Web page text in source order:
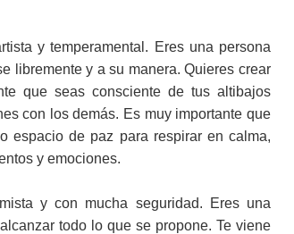
y temperamental. Eres una persona
libremente y a su manera. Quieres crear
que seas consciente de tus altibajos
con los demás. Es muy importante que
espacio de paz para respirar en calma,
y emociones.
y con mucha seguridad. Eres una
todo lo que se propone. Te viene